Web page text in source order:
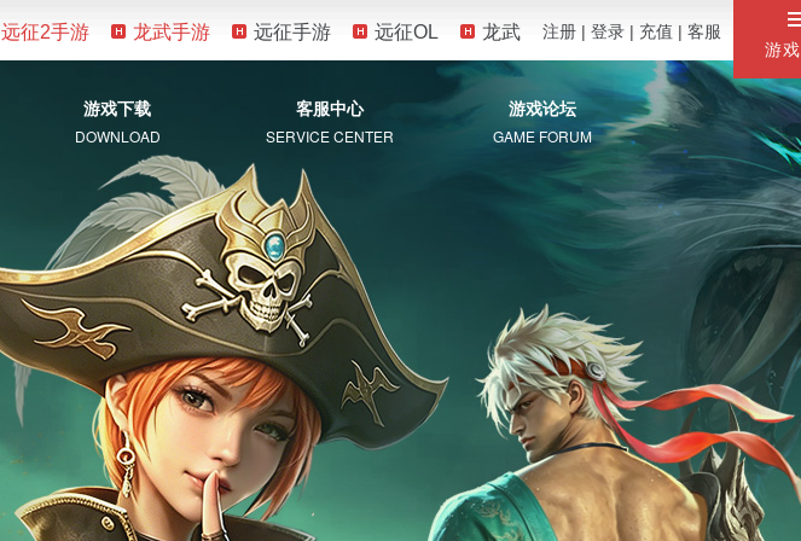
游
远征2手游 龙武手游 远征手游 远征OL 龙武 注册 | 登录 | 充值 | 客服
游戏下载
DOWNLOAD
客服中心
SERVICE CENTER
游戏论坛
GAME FORUM
客户端下载
补丁下载
常见问题
自助服务
常见问题
珍宝阁